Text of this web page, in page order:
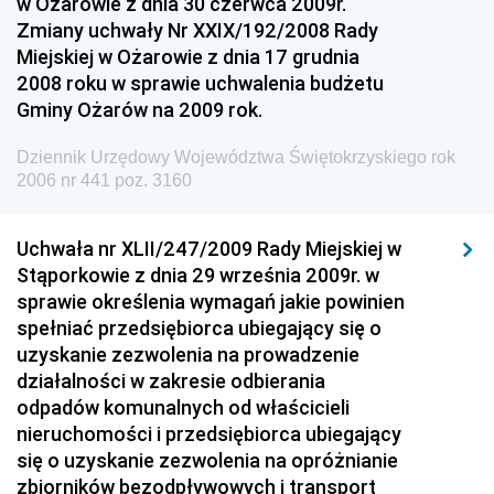
Dziennik Urzędowy Urzędu Ochrony Konkurencji i
Konsumentów
Dziennik Urzędowy Ministra Pracy i Polityki
Społecznej
Dziennik Urzędowy Urzędu Lotnictwa Cywilnego
Dziennik Urzędowy Ministerstwa Hutnictwa i
Przemysłu Maszynowego
Dziennik Urzędowy Ministerstwa Zdrowia i Opieki
Społecznej
Dziennik Urzędowy Ministerstwa Rolnictwa, Leśnictwa
i Gospodarki Żywnościowej
Dziennik Urzędowy Ministra Spraw Wewnętrznych
Dziennik Urzędowy Ministra Transportu, Budownictwa
Zmiany uchwały Nr XXIX/192/2008 Rady
Miejskiej w Ożarowie z dnia 17 grudnia
2008 roku w sprawie uchwalenia budżetu
Gminy Ożarów na 2009 rok.
Dziennik Urzędowy Województwa Świętokrzyskiego rok
2006 nr 441 poz. 3160
Uchwała nr XLII/247/2009 Rady Miejskiej w
Stąporkowie z dnia 29 września 2009r. w
sprawie określenia wymagań jakie powinien
spełniać przedsiębiorca ubiegający się o
uzyskanie zezwolenia na prowadzenie
działalności w zakresie odbierania
odpadów komunalnych od właścicieli
nieruchomości i przedsiębiorca ubiegający
się o uzyskanie zezwolenia na opróżnianie
zbiorników bezodpływowych i transport